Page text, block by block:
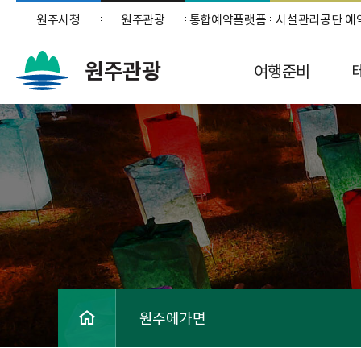
원주시청 원주관광 통합예약플랫폼 시설관리공단 예
원주관광 여행준비
원주에가면